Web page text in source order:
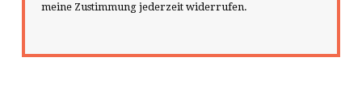
meine Zustimmung jederzeit widerrufen.